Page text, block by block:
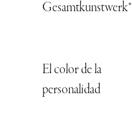
Gesamtkunstwerk*
El color de la
personalidad